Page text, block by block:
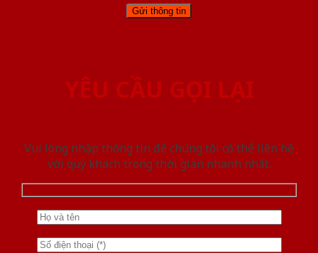
YÊU CẦU GỌI LẠI
Vui lòng nhập thông tin để chúng tôi có thể liên hệ
với quý khách trong thời gian nhanh nhất.